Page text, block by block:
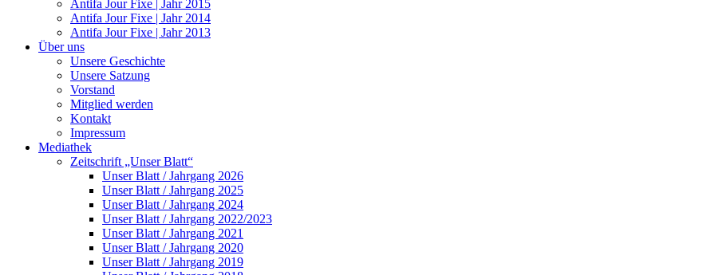
Antifa Jour Fixe | Jahr 2015
Antifa Jour Fixe | Jahr 2014
Antifa Jour Fixe | Jahr 2013
Über uns
Unsere Geschichte
Unsere Satzung
Vorstand
Mitglied werden
Kontakt
Impressum
Mediathek
Zeitschrift „Unser Blatt“
Unser Blatt / Jahrgang 2026
Unser Blatt / Jahrgang 2025
Unser Blatt / Jahrgang 2024
Unser Blatt / Jahrgang 2022/2023
Unser Blatt / Jahrgang 2021
Unser Blatt / Jahrgang 2020
Unser Blatt / Jahrgang 2019